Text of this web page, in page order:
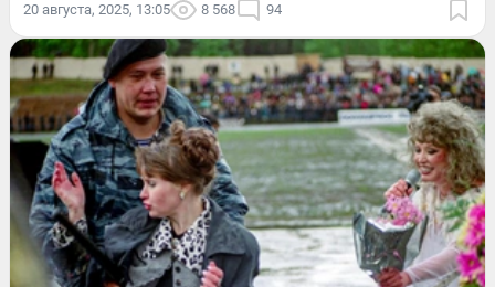
20 августа, 2025, 13:05 8 568 94